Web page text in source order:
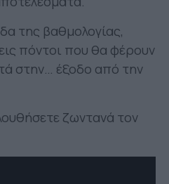
της βαθμολογίας,
πόντοι που θα φέρουν
στην… έξοδο από την
ζωντανά τον